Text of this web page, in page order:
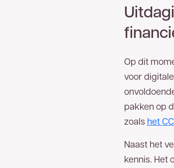
Op dit
voor
pakken op
zoals het
Naast het
kennis. Het
Telefoonnummer
Bedankt voor uw